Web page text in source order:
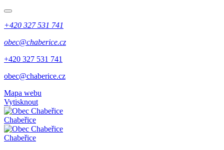
+420 327 531 741
obec@chaberice.cz
+420 327 531 741
obec@chaberice.cz
Mapa webu
Vytisknout
Chabeřice
Chabeřice